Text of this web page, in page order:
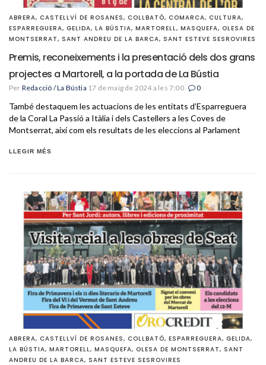
ABRERA, CASTELLVÍ DE ROSANES, COLLBATÓ, COMARCA, CULTURA,
ESPARREGUERA, GELIDA, LA BÚSTIA, MARTORELL, MASQUEFA, OLESA DE
MONTSERRAT, SANT ANDREU DE LA BARCA, SANT ESTEVE SESROVIRES
Premis, reconeixements i la presentació dels dos grans
projectes a Martorell, a la portada de La Bústia
Per Redacció / La Bústia 17 de maig de 2024 a les 7:00 0
També destaquem les actuacions de les entitats d’Esparreguera
de la Coral La Passió a Itàlia i dels Castellers a les Coves de
Montserrat, així com els resultats de les eleccions al Parlament
LLEGIR MÉS
ABRERA, CASTELLVÍ DE ROSANES, COLLBATÓ, ESPARREGUERA, GELIDA,
LA BÚSTIA, MARTORELL, MASQUEFA, OLESA DE MONTSERRAT, SANT
ANDREU DE LA BARCA, SANT ESTEVE SESROVIRES